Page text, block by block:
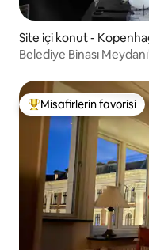
Site içi konut -
Belediye Binası
Misafirlerin
Misafirlerin favorisi